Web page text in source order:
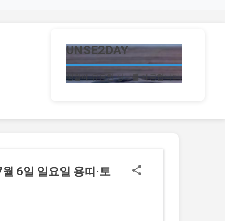
UNSE2DAY
생활에 유용한 정보를 제공합니다.
6일 일요일 용띠·토